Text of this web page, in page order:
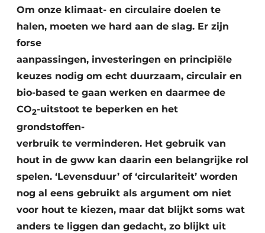
Duurzaamheid & Innovatie
Fundering
Sloop & Recycling
Bouwtransport
Machines & Materieel
Om onze klimaat- en circulaire doelen te
halen, moeten we hard aan de slag. Er zijn
forse
aanpassingen, investeringen en principiële
keuzes nodig om echt duurzaam, circulair en
bio-based te gaan werken en daarmee de
CO2-uitstoot te beperken en het
grondstoffen-
verbruik te verminderen. Het gebruik van
hout in de gww kan daarin een belangrijke rol
spelen. ‘Levensduur’ of ‘circulariteit’ worden
nog al eens gebruikt als argument om niet
voor hout te kiezen, maar dat blijkt soms wat
anders te liggen dan gedacht, zo blijkt uit